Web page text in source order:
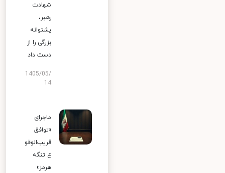
شهادت
رهبر،
پشتوانه
بزرگی را از
دست داد
1405/05/
14
ماجرای
«توافق
قریب‌الوقو
ع تنگه
هرمز»